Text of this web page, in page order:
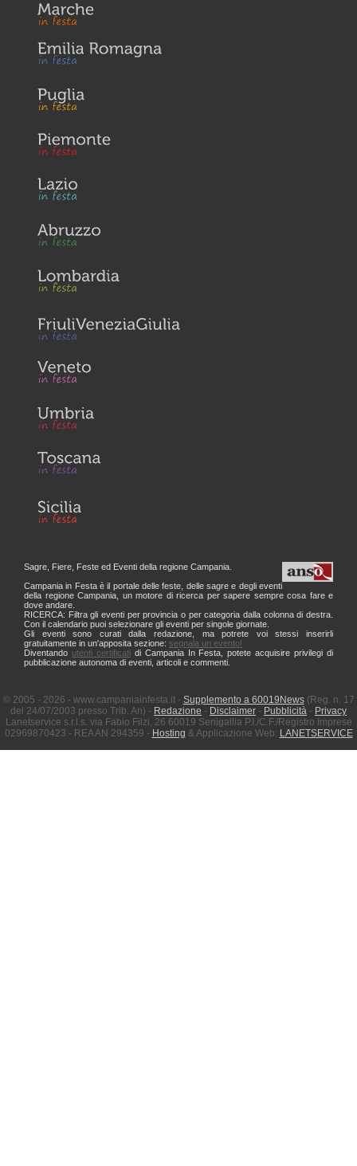
Sagre, Fiere, Feste ed Eventi della regione Campania.
Campania in Festa è il portale delle feste, delle sagre e degli eventi
della regione Campania, un motore di ricerca per sapere sempre cosa fare e
dove andare.
RICERCA: Filtra gli eventi per provincia o per categoria dalla colonna di destra.
Con il calendario puoi selezionare gli eventi per singole giornate.
Gli eventi sono curati dalla redazione, ma potrete voi stessi inserirli
gratuitamente in un'apposita sezione: segnala un evento!
Diventando utenti certificatidi Campania In Festa, potete acquisire privilegi di
pubblicazione autonoma di eventi, articoli e commenti.
© 2005 - 2026 - www.campaniainfesta.it - Supplemento a 60019News(Reg. n. 17
del 24/07/2003 presso Trib. An) - Redazione - Disclaimer - Pubblicità - Privacy
Lanetservice s.r.l.s. via Fabio Filzi, 26 60019 Senigallia P.I./C.F./Registro Imprese
02969870423 - REA AN 294359 - Hosting & Applicazione Web: LANETSERVICE